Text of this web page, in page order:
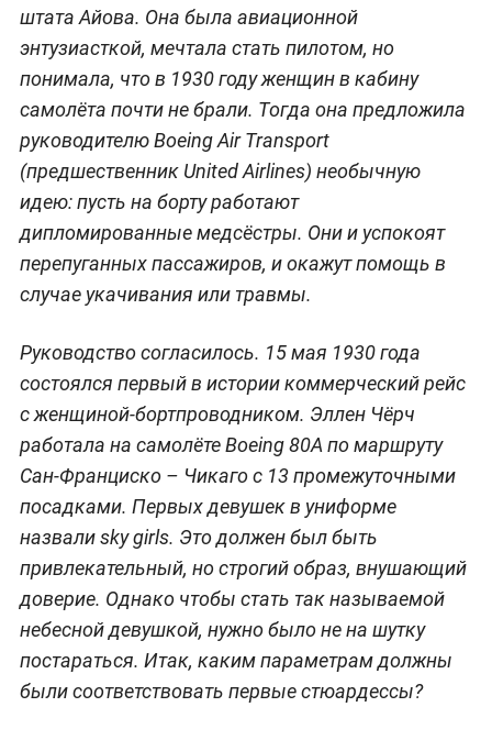
штата Айова. Она была авиационной
энтузиасткой, мечтала стать пилотом, но
понимала, что в 1930 году женщин в кабину
самолёта почти не брали. Тогда она предложила
руководителю Boeing Air Transport
(предшественник United Airlines) необычную
идею: пусть на борту работают
дипломированные медсёстры. Они и успокоят
перепуганных пассажиров, и окажут помощь в
случае укачивания или травмы.
Руководство согласилось. 15 мая 1930 года
состоялся первый в истории коммерческий рейс
с женщиной-бортпроводником. Эллен Чёрч
работала на самолёте Boeing 80A по маршруту
Сан-Франциско – Чикаго с 13 промежуточными
посадками. Первых девушек в униформе
назвали sky girls. Это должен был быть
привлекательный, но строгий образ, внушающий
доверие. Однако чтобы стать так называемой
небесной девушкой, нужно было не на шутку
постараться. Итак, каким параметрам должны
были соответствовать первые стюардессы?